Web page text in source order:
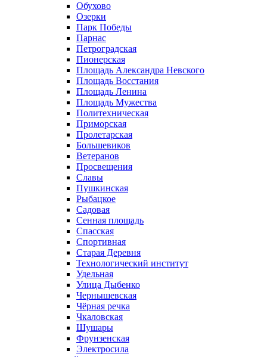
Обухово
Озерки
Парк Победы
Парнас
Петроградская
Пионерская
Площадь Александра Невского
Площадь Восстания
Площадь Ленина
Площадь Мужества
Политехническая
Приморская
Пролетарская
Большевиков
Ветеранов
Просвещения
Славы
Пушкинская
Рыбацкое
Садовая
Сенная площадь
Спасская
Спортивная
Старая Деревня
Технологический институт
Удельная
Улица Дыбенко
Чернышевская
Чёрная речка
Чкаловская
Шушары
Фрунзенская
Электросила